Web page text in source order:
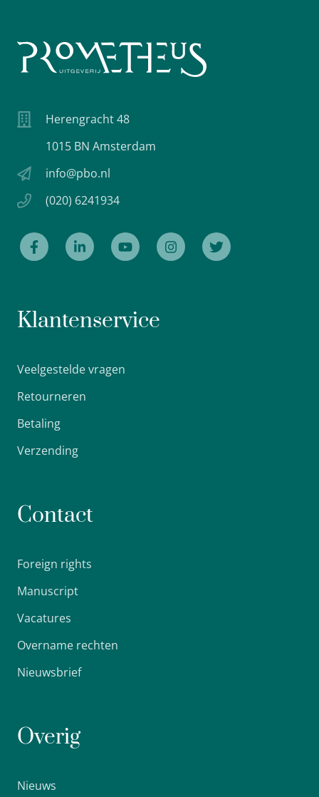
Herengracht 48
1015 BN Amsterdam
info@pbo.nl
(020) 6241934
Klantenservice
Veelgestelde vragen
Retourneren
Betaling
Verzending
Contact
Foreign rights
Manuscript
Vacatures
Overname rechten
Nieuwsbrief
Overig
Nieuws